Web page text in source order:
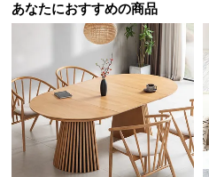
サビを防ぐパウダーコー
フレームにはサビ防止のパ
を施しました。色褪せや塗
あなたにおすすめの商品